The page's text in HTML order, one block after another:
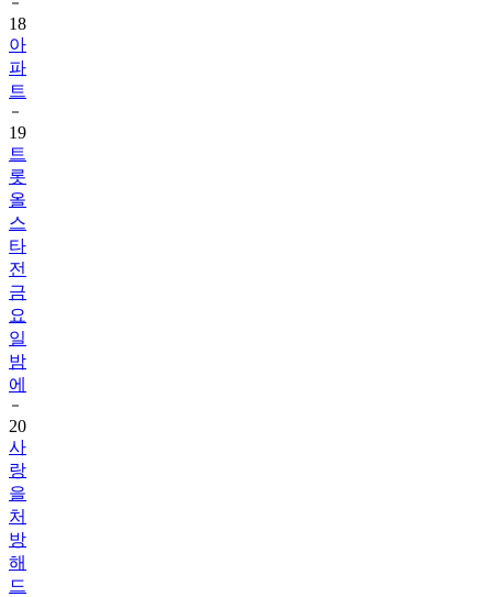
18
아
파
트
19
트
롯
올
스
타
전
금
요
일
밤
에
20
사
랑
을
처
방
해
드